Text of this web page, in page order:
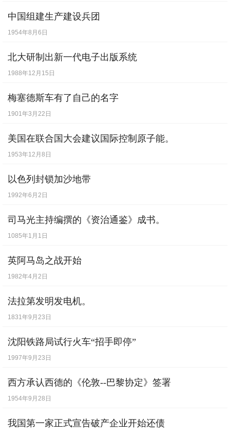
中国组建生产建设兵团
1954年8月6日
北大研制出新一代电子出版系统
1988年12月15日
梅塞德斯车有了自己的名字
1901年3月22日
美国在联合国大会建议国际控制原子能。
1953年12月8日
以色列封锁加沙地带
1992年6月2日
司马光主持编撰的《资治通鉴》成书。
1085年1月1日
英阿马岛之战开始
1982年4月2日
法拉第发明发电机。
1831年9月23日
沈阳铁路局试行火车“招手即停”
1997年9月23日
西方承认西德的《伦敦--巴黎协定》签署
1954年9月28日
我国第一家正式宣告破产企业开始还债